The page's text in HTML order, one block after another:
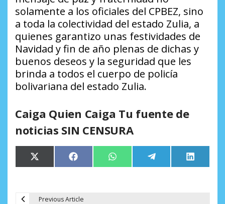
solamente a los oficiales del CPBEZ, sino
a toda la colectividad del estado Zulia, a
quienes garantizo unas festividades de
Navidad y fin de año plenas de dichas y
buenos deseos y la seguridad que les
brinda a todos el cuerpo de policía
bolivariana del estado Zulia.
Caiga Quien Caiga Tu fuente de
noticias SIN CENSURA
Compartir
en
X
(Twitter)
Compartir
en
Facebook Compartir
en
WhatsApp Compartir
en
Telegram
en
LinkedIn
Previous Article